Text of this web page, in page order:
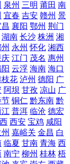
泉州 三明 莆田 南
宜春 吉安 赣州 景
襄阳 鄂州 荆门
湖南 长沙 株洲 湘
永州 怀化 湘西
庆 江门 茂名 惠州
云浮 海南 海口
枝花 泸州 德阳 广
阿坝 甘孜 凉山 广
节 铜仁 黔东南 黔
普洱 临沧 德宏
西安 宝鸡 咸阳
嘉峪关 金昌 白
临夏 甘南 青海 西
南宁 柳州 桂林 梧